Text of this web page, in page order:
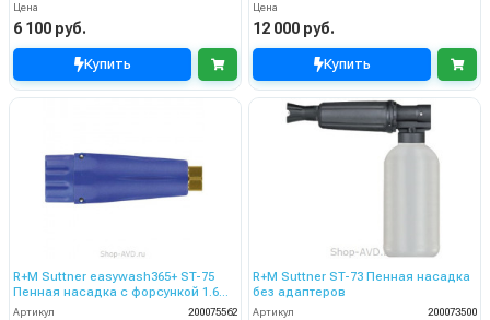
Цена
6 100 руб.
Купить
Цена
12 000 руб.
Купить
R+M Suttner easywash365+ ST-75
Пенная насадка с форсункой 1.6
мм
Артикул 200075562
R+M Suttner ST-73 Пенная насадка
без адаптеров
Артикул 200073500